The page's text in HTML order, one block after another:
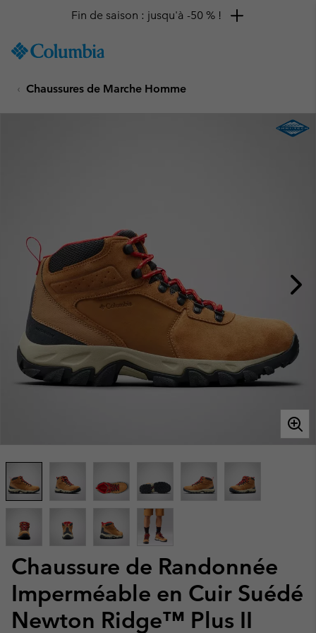
TO
SKIP
MAIN
Fin de saison : jusqu'à -50 % !
Chaussures de Marche Homme
Chaussure de Randonnée
Imperméable en Cuir Suédé
Newton Ridge™ Plus II